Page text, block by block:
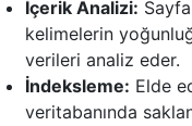
İçerik Analizi:
kelimelerin
verileri analiz eder.
İndeksleme: Elde
veritabanında